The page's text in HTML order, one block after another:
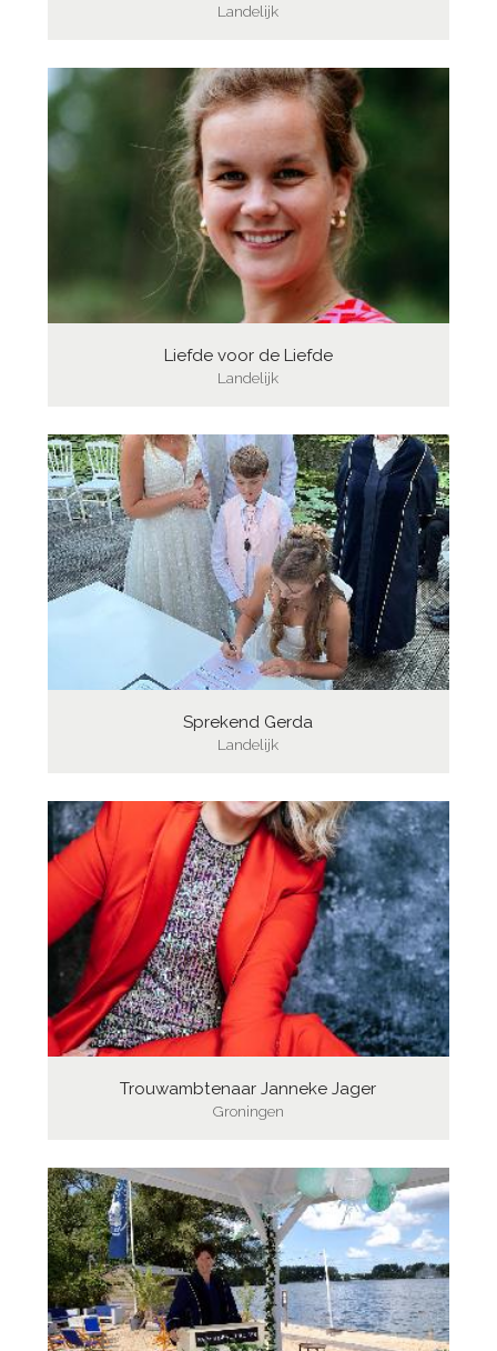
Landelijk
Liefde voor de Liefde
Landelijk
Sprekend Gerda
Landelijk
Trouwambtenaar Janneke Jager
Groningen